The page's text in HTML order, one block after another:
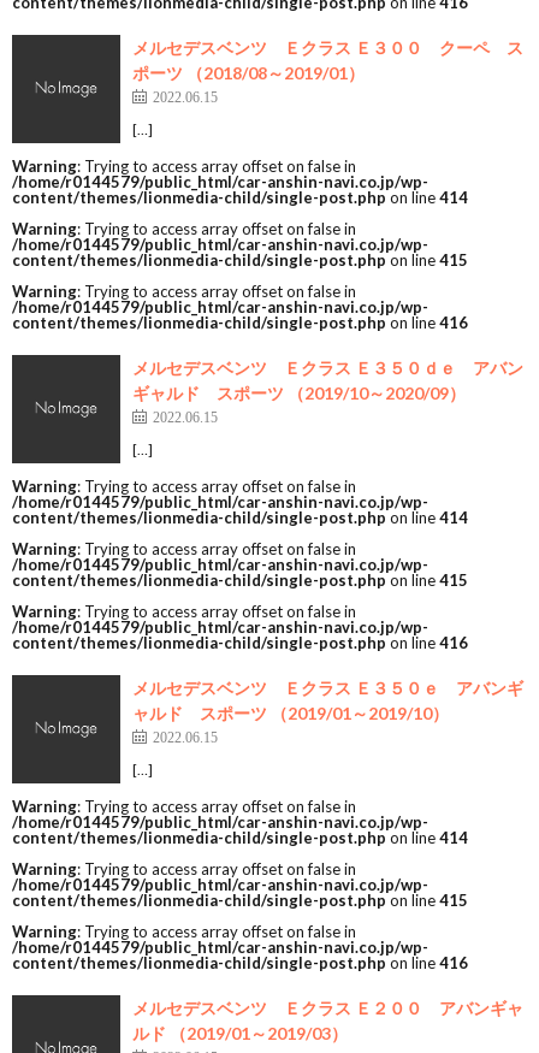
メルセデスベンツ Ｅクラス Ｅ３００ クーペ ス
ポーツ （2018/08～2019/01）
2022.06.15
[…]
Warning: Trying to access array offset on false in
/home/r0144579/public_html/car-anshin-navi.co.jp/wp-
content/themes/lionmedia-child/single-post.php on line414
Warning: Trying to access array offset on false in
/home/r0144579/public_html/car-anshin-navi.co.jp/wp-
content/themes/lionmedia-child/single-post.php on line415
Warning: Trying to access array offset on false in
/home/r0144579/public_html/car-anshin-navi.co.jp/wp-
content/themes/lionmedia-child/single-post.php on line416
メルセデスベンツ Ｅクラス Ｅ３５０ｄｅ アバン
ギャルド スポーツ （2019/10～2020/09）
2022.06.15
[…]
Warning: Trying to access array offset on false in
/home/r0144579/public_html/car-anshin-navi.co.jp/wp-
content/themes/lionmedia-child/single-post.php on line414
Warning: Trying to access array offset on false in
/home/r0144579/public_html/car-anshin-navi.co.jp/wp-
content/themes/lionmedia-child/single-post.php on line415
Warning: Trying to access array offset on false in
/home/r0144579/public_html/car-anshin-navi.co.jp/wp-
content/themes/lionmedia-child/single-post.php on line416
メルセデスベンツ Ｅクラス Ｅ３５０ｅ アバンギ
ャルド スポーツ （2019/01～2019/10）
2022.06.15
[…]
Warning: Trying to access array offset on false in
/home/r0144579/public_html/car-anshin-navi.co.jp/wp-
content/themes/lionmedia-child/single-post.php on line414
Warning: Trying to access array offset on false in
/home/r0144579/public_html/car-anshin-navi.co.jp/wp-
content/themes/lionmedia-child/single-post.php on line415
Warning: Trying to access array offset on false in
/home/r0144579/public_html/car-anshin-navi.co.jp/wp-
content/themes/lionmedia-child/single-post.php on line416
メルセデスベンツ Ｅクラス Ｅ２００ アバンギャ
ルド （2019/01～2019/03）